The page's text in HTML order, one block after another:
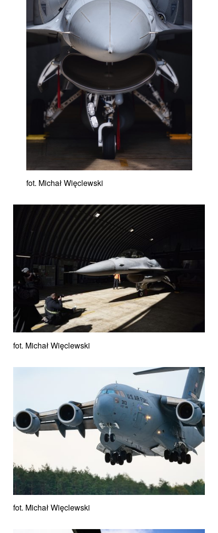
fot. Michał Więclewski
fot. Michał Więclewski
fot. Michał Więclewski